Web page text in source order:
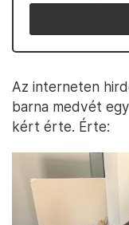
Az interneten
barna medvét
kért érte. Érte: